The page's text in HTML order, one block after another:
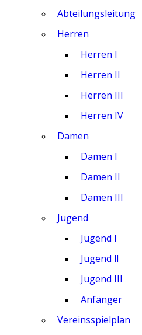
Abteilungsleitung
Herren
Herren I
Herren II
Herren III
Herren IV
Damen
Damen I
Damen II
Damen III
Jugend
Jugend I
Jugend ll
Jugend III
Anfänger
Vereinsspielplan